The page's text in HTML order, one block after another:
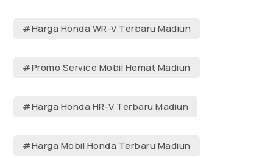
#Harga Honda WR-V Terbaru Madiun
#Promo Service Mobil Hemat Madiun
#Harga Honda HR-V Terbaru Madiun
#Harga Mobil Honda Terbaru Madiun